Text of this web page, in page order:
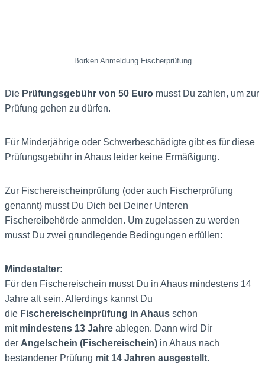
Borken Anmeldung Fischerprüfung
Die Prüfungsgebühr von 50 Euro musst Du zahlen, um zur
Prüfung gehen zu dürfen.
Für Minderjährige oder Schwerbeschädigte gibt es für diese
Prüfungsgebühr in Ahaus leider keine Ermäßigung.
Zur Fischereischeinprüfung (oder auch Fischerprüfung
genannt) musst Du Dich bei Deiner Unteren
Fischereibehörde anmelden. Um zugelassen zu werden
musst Du zwei grundlegende Bedingungen erfüllen:
Mindestalter:
Für den Fischereischein musst Du in Ahaus mindestens 14
Jahre alt sein. Allerdings kannst Du
die Fischereischeinprüfung in Ahaus schon
mit mindestens 13 Jahre ablegen. Dann wird Dir
der Angelschein (Fischereischein) in Ahaus nach
bestandener Prüfung mit 14 Jahren ausgestellt.